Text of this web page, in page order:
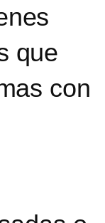
que
con